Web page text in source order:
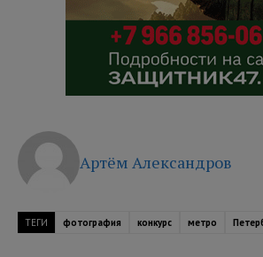
Артём Александров
ТЕГИ фотография конкурс метро